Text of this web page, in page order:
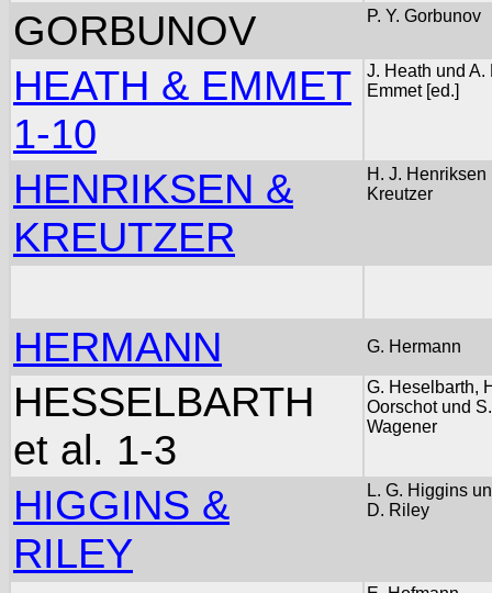
GORBUNOV P. Y. Gorbunov
HEATH & EMMET
1-10
J. Heath und A.
Emmet [ed.]
HENRIKSEN &
KREUTZER
H. J. Henriksen
Kreutzer
HERMANN G. Hermann
HESSELBARTH
et al. 1-3
G. Heselbarth,
Oorschot und S.
Wagener
HIGGINS &
RILEY
L. G. Higgins
D. Riley